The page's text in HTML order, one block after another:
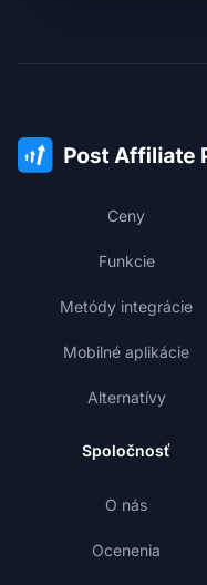
Ceny
Funkcie
Metódy integrácie
Mobilné aplikácie
Alternatívy
Spoločnosť
O nás
Ocenenia